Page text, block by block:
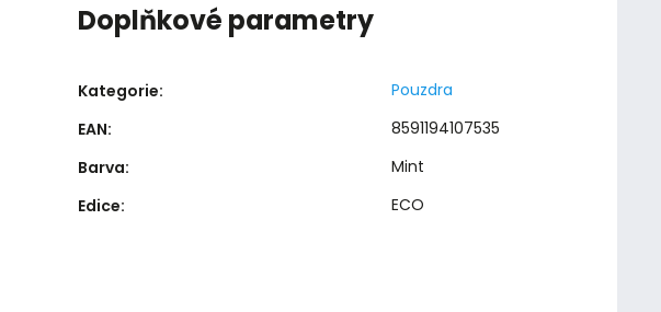
Doplňkové parametry
Kategorie:
Pouzdra
EAN:
8591194107535
Barva:
Mint
Edice: ECO